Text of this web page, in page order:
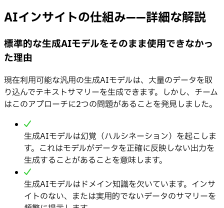
AIインサイトの仕組み——詳細な解説
標準的な生成AIモデルをそのまま使用できなかっ
た理由
現在利用可能な汎用の生成AIモデルは、大量のデータを取
り込んでテキストサマリーを生成できます。しかし、チーム
はこのアプローチに2つの問題があることを発見しました。
生成AIモデルは幻覚（ハルシネーション）を起こしま
す。これはモデルがデータを正確に反映しない出力を
生成することがあることを意味します。
生成AIモデルはドメイン知識を欠いています。インサ
イトのない、または実用的でないデータのサマリーを